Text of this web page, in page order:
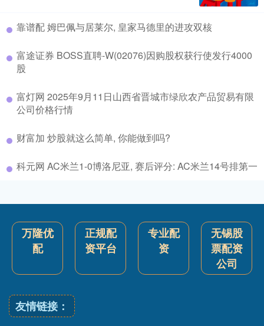
靠谱配 姆巴佩与居莱尔, 皇家马德里的进攻双核
富途证券 BOSS直聘-W(02076)因购股权获行使发行4000
股
富灯网 2025年9月11日山西省晋城市绿欣农产品贸易有限
公司价格行情
财富加 炒股就这么简单, 你能做到吗?
科元网 AC米兰1-0博洛尼亚, 赛后评分: AC米兰14号排第一
万隆优
配
正规配
资平台
专业配
资
无锡股
票配资
公司
友情链接：